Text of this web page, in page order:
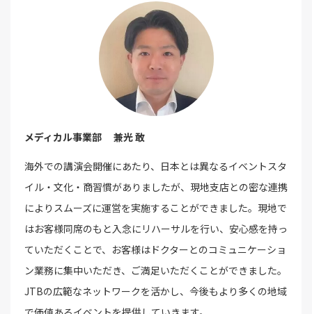
メディカル事業部 兼光 敢
海外での講演会開催にあたり、日本とは異なるイベントスタ
イル・文化・商習慣がありましたが、現地支店との密な連携
によりスムーズに運営を実施することができました。現地で
はお客様同席のもと入念にリハーサルを行い、安心感を持っ
ていただくことで、お客様はドクターとのコミュニケーショ
ン業務に集中いただき、ご満足いただくことができました。
JTBの広範なネットワークを活かし、今後もより多くの地域